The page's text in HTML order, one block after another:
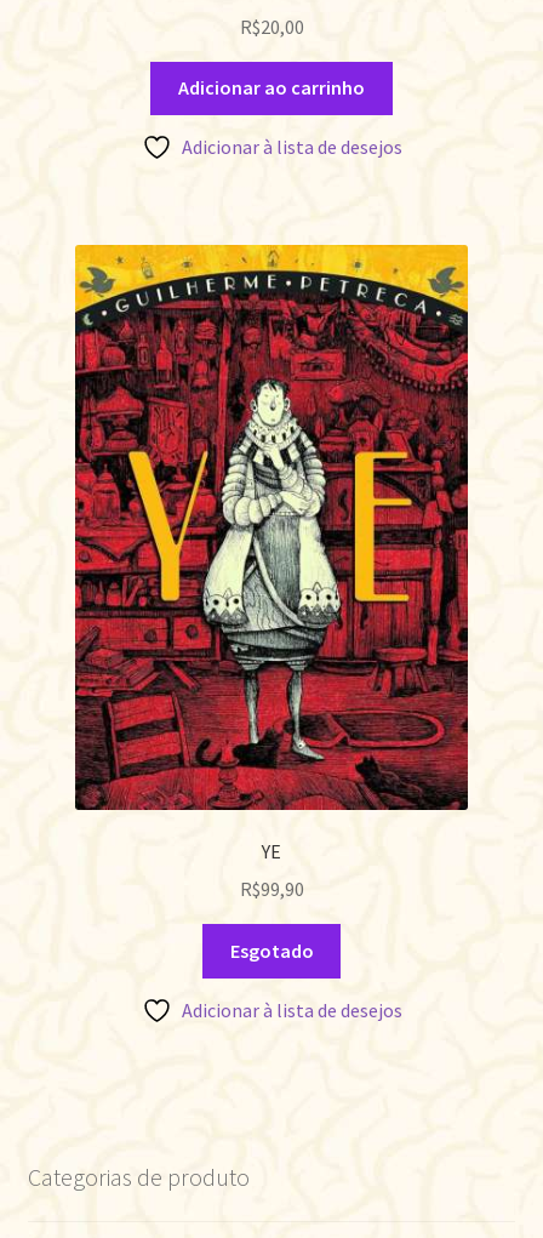
R$20,00
Adicionar ao carrinho
Adicionar à lista de desejos
YE
R$99,90
Esgotado
Adicionar à lista de desejos
Categorias de produto